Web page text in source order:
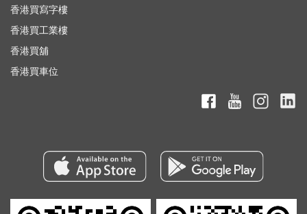
香港買寫字樓
香港買工業樓
香港買舖
香港買車位